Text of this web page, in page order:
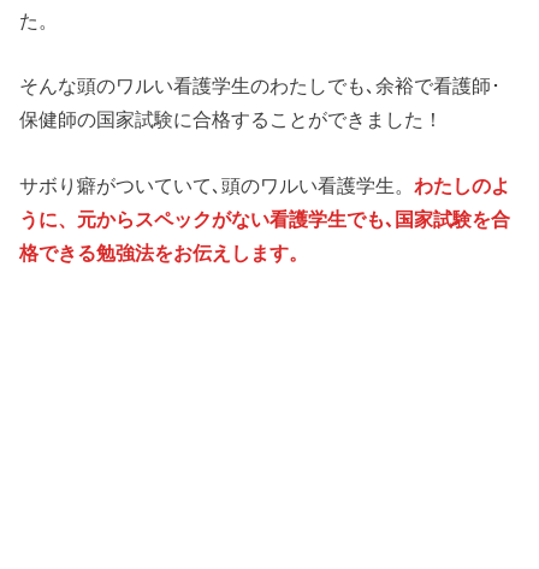
た。
そんな頭のワルい看護学生のわたしでも､余裕で看護師･
保健師の国家試験に合格することができました！
サボり癖がついていて､頭のワルい看護学生。わたしのよ
うに、 元からスペックがない看護学生でも､国家試験を合
格できる勉強法をお伝えします。